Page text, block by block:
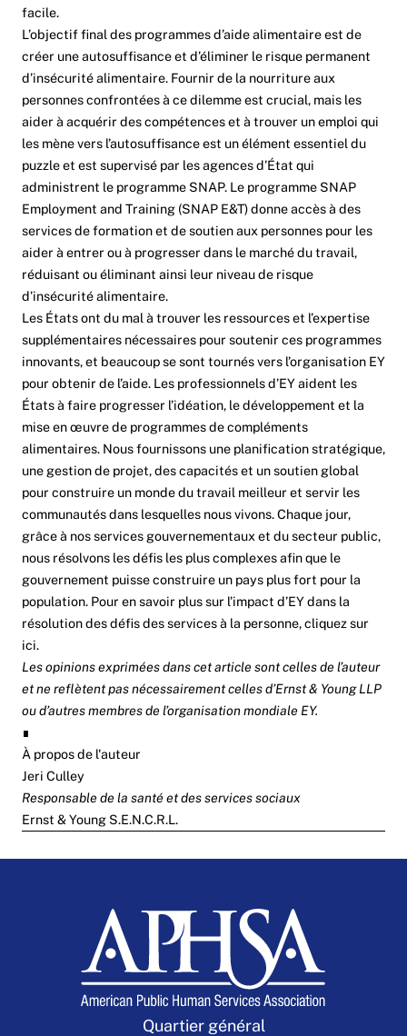
facile.
L’objectif final des programmes d’aide alimentaire est de
créer une autosuffisance et d’éliminer le risque permanent
d’insécurité alimentaire. Fournir de la nourriture aux
personnes confrontées à ce dilemme est crucial, mais les
aider à acquérir des compétences et à trouver un emploi qui
les mène vers l’autosuffisance est un élément essentiel du
puzzle et est supervisé par les agences d’État qui
administrent le programme SNAP. Le programme SNAP
Employment and Training (SNAP E&T) donne accès à des
services de formation et de soutien aux personnes pour les
aider à entrer ou à progresser dans le marché du travail,
réduisant ou éliminant ainsi leur niveau de risque
d’insécurité alimentaire.
Les États ont du mal à trouver les ressources et l’expertise
supplémentaires nécessaires pour soutenir ces programmes
innovants, et beaucoup se sont tournés vers l’organisation EY
pour obtenir de l’aide. Les professionnels d’EY aident les
États à faire progresser l’idéation, le développement et la
mise en œuvre de programmes de compléments
alimentaires. Nous fournissons une planification stratégique,
une gestion de projet, des capacités et un soutien global
pour construire un monde du travail meilleur et servir les
communautés dans lesquelles nous vivons. Chaque jour,
grâce à nos services gouvernementaux et du secteur public,
nous résolvons les défis les plus complexes afin que le
gouvernement puisse construire un pays plus fort pour la
population. Pour en savoir plus sur l’impact d’EY dans la
résolution des défis des services à la personne, cliquez sur
ici.
Les opinions exprimées dans cet article sont celles de l’auteur
et ne reflètent pas nécessairement celles d’Ernst & Young LLP
ou d’autres membres de l’organisation mondiale EY.
∎
À propos de l'auteur
Jeri Culley
Responsable de la santé et des services sociaux
Ernst & Young S.E.N.C.R.L.
Quartier général